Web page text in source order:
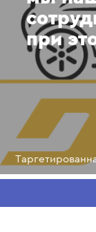
при